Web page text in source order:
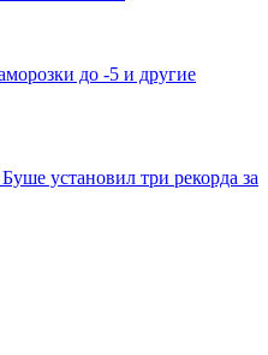
до -5 и другие
установил три рекорда за